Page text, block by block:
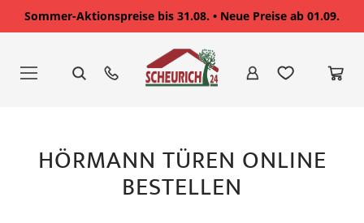
Sommer-Aktionspreise bis 31.08. • Neue Preise ab 01.09.
springen
HÖRMANN TÜREN ONLINE
BESTELLEN